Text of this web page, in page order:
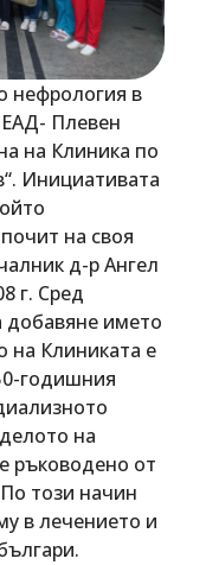
нефрология в
Плевен
на Клиника по
Инициативата
на своя
д-р Ангел
г. Сред
добавяне името
на Клиниката е
годишния
на
ръководено от
този начин
в лечението и